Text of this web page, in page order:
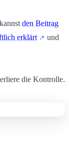
den Beitrag
erklärt
und
die Kontrolle.